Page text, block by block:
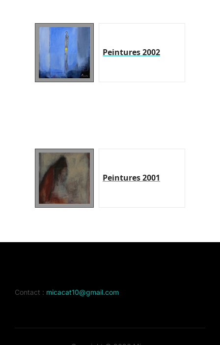
Peintures 2002
Peintures 2001
Contact : micacat10@gmail.com